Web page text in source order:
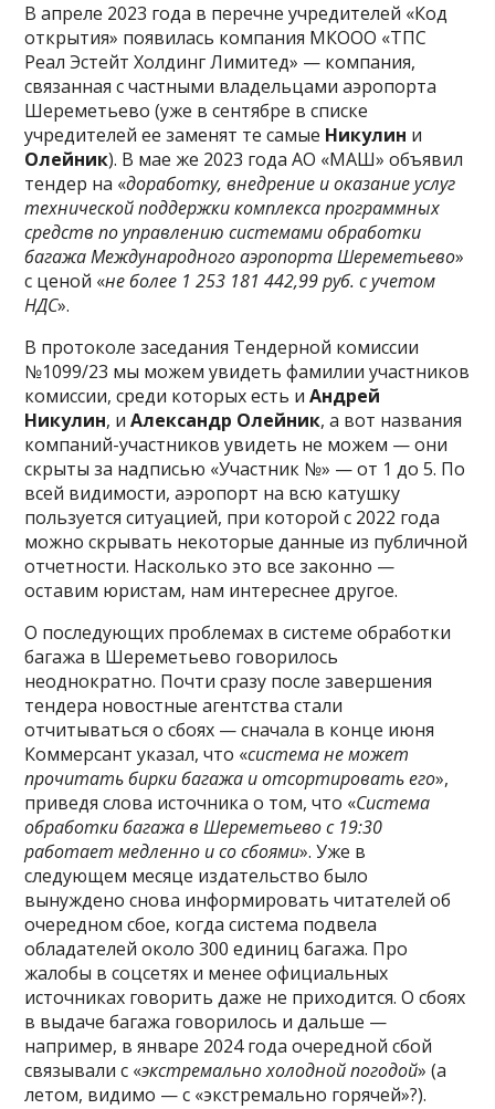
В апреле 2023 года в перечне учредителей «Код
открытия» появилась компания МКООО «ТПС
Реал Эстейт Холдинг Лимитед» — компания,
связанная с частными владельцами аэропорта
Шереметьево (уже в сентябре в списке
учредителей ее заменят те самые Никулин и
Олейник). В мае же 2023 года АО «МАШ» объявил
тендер на «доработку, внедрение и оказание услуг
технической поддержки комплекса программных
средств по управлению системами обработки
багажа Международного аэропорта Шереметьево»
с ценой «не более 1 253 181 442,99 руб. с учетом
НДС».
В протоколе заседания Тендерной комиссии
№1099/23 мы можем увидеть фамилии участников
комиссии, среди которых есть иАндрей
Никулин, иАлександр Олейник, а вот названия
компаний-участников увидеть не можем — они
скрыты за надписью «Участник №» — от 1 до 5. По
всей видимости, аэропорт на всю катушку
пользуется ситуацией, при которой с 2022 года
можно скрывать некоторые данные из публичной
отчетности. Насколько это все законно —
оставим юристам, нам интереснее другое.
О последующих проблемах в системе обработки
багажа в Шереметьево говорилось
неоднократно. Почти сразу после завершения
тендера новостные агентства стали
отчитываться о сбоях — сначала в конце июня
Коммерсант указал, что «система не может
прочитать бирки багажа и отсортировать его»,
приведя слова источника о том, что «Система
обработки багажа в Шереметьево с 19:30
работает медленно и со сбоями». Уже в
следующем месяце издательство было
вынуждено снова информировать читателей об
очередном сбое, когда система подвела
обладателей около 300 единиц багажа. Про
жалобы в соцсетях и менее официальных
источниках говорить даже не приходится. О сбоях
в выдаче багажа говорилось и дальше —
например, в январе 2024 года очередной сбой
связывали с «экстремально холодной погодой» (а
летом, видимо — с «экстремально горячей»?).